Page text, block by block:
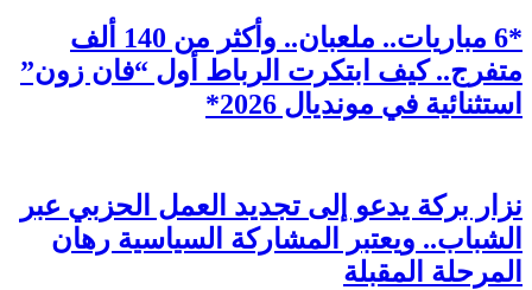
*6 مباريات.. ملعبان.. وأكثر من 140 ألف
متفرج.. كيف ابتكرت الرباط أول “فان زون”
استثنائية في مونديال 2026*
نزار بركة يدعو إلى تجديد العمل الحزبي عبر
الشباب.. ويعتبر المشاركة السياسية رهان
المرحلة المقبلة